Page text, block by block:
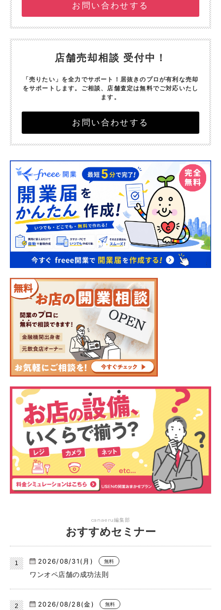
お問い合わせする
店舗売却相談 受付中！
「売りたい」を全力でサポート！ 居抜きのプロが有利な売却
をサポートします。 ご相談、店舗査定は無料でご対応いたし
ます。
お問い合わせする
canaeru編集部
おすすめセミナー
2026/08/31(月) 無料
ワンオペ店舗の成功法則
2026/08/28(金) 無料